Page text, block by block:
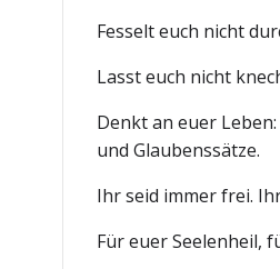
Fesselt euch nicht
Lasst euch nicht
Denkt an euer
und Glaubenssätze.
Ihr seid immer frei.
Für euer Seelenheil,